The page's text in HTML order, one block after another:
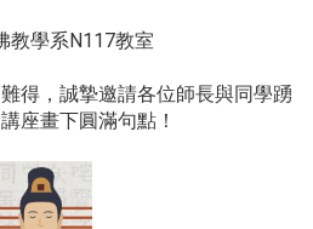
教學系N117教室
得，誠摯邀請各位師長與同學踴
座畫下圓滿句點！